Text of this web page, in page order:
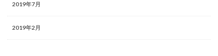
2019年7月
2019年2月